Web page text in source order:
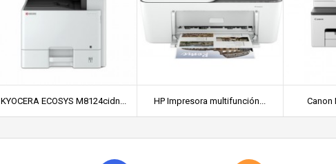
KYOCERA ECOSYS M8124cidn... HP Impresora multifunción... Canon